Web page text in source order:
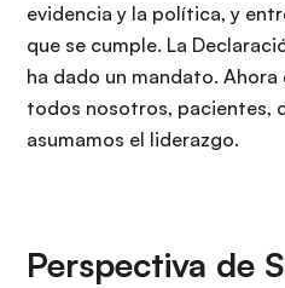
evidencia y la política, y
que se cumple. La
ha dado un mandato.
todos nosotros, pacientes,
asumamos el liderazgo.
Perspectiva de